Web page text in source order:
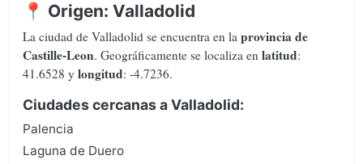
📍 Origen: Valladolid
La ciudad de Valladolid se encuentra en la provincia de
Castille-Leon. Geográficamente se localiza en latitud:
41.6528 y longitud: -4.7236.
Ciudades cercanas a Valladolid:
Palencia
Laguna de Duero